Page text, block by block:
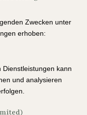
Zwecken unter
erhoben:
kann
und analysieren